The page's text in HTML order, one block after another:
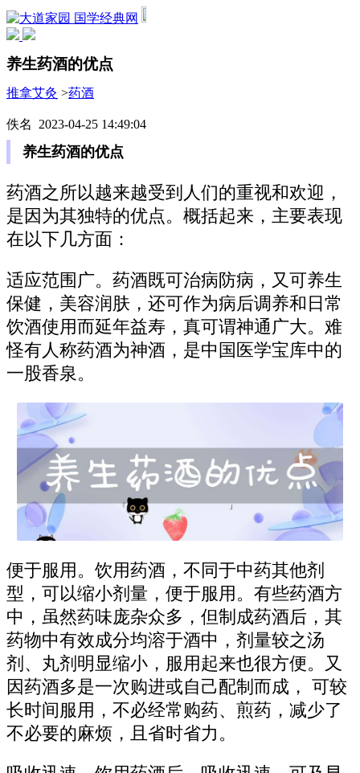
国学经典网
养生药酒的优点
推拿艾灸 >药酒
佚名 2023-04-25 14:49:04
养生药酒的优点
药酒之所以越来越受到人们的重视和欢迎，
是因为其独特的优点。概括起来，主要表现
在以下几方面：
适应范围广。药酒既可治病防病，又可养生
保健，美容润肤，还可作为病后调养和日常
饮酒使用而延年益寿，真可谓神通广大。难
怪有人称药酒为神酒，是中国医学宝库中的
一股香泉。
便于服用。饮用药酒，不同于中药其他剂
型，可以缩小剂量，便于服用。有些药酒方
中，虽然药味庞杂众多，但制成药酒后，其
药物中有效成分均溶于酒中，剂量较之汤
剂、丸剂明显缩小，服用起来也很方便。又
因药酒多是一次购进或自己配制而成， 可较
长时间服用，不必经常购药、煎药，减少了
不必要的麻烦，且省时省力。